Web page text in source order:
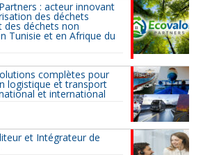
: acteur innovant
des déchets
des déchets non
Tunisie et en Afrique du
complètes pour
logistique et transport
et international
et Intégrateur de